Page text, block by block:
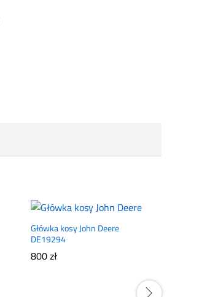
Główka kosy John Deere
DE19294
800zł